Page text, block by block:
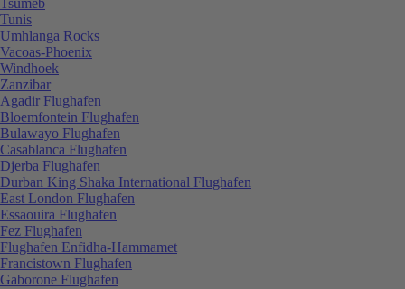
Tunis
Umhlanga Rocks
Vacoas-Phoenix
Windhoek
Zanzibar
Agadir Flughafen
Bloemfontein Flughafen
Bulawayo Flughafen
Casablanca Flughafen
Djerba Flughafen
Durban King Shaka International Flughafen
East London Flughafen
Essaouira Flughafen
Fez Flughafen
Flughafen Enfidha-Hammamet
Francistown Flughafen
Gaborone Flughafen